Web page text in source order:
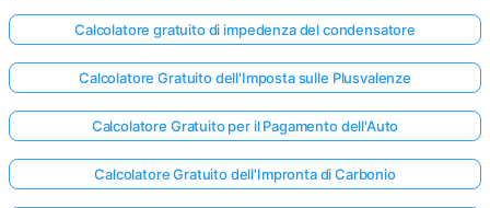
Calcolatore gratuito di impedenza del condensatore
Calcolatore Gratuito dell'Imposta sulle Plusvalenze
Calcolatore Gratuito per il Pagamento dell'Auto
Calcolatore Gratuito dell'Impronta di Carbonio